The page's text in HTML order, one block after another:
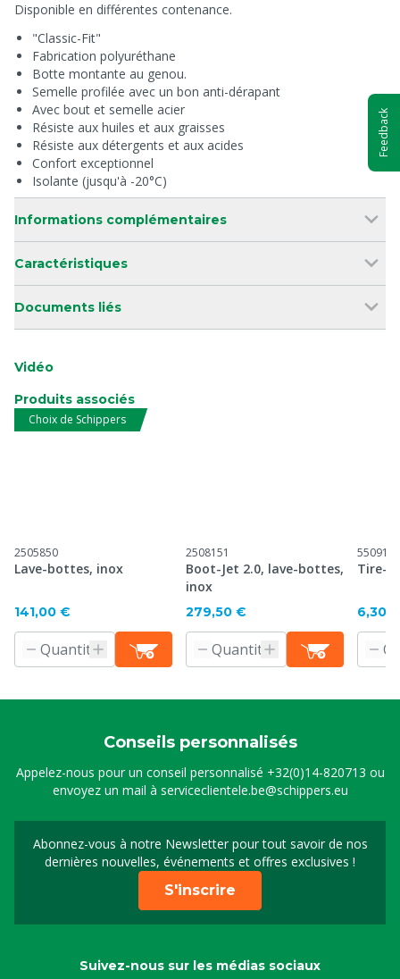
Disponible en différentes contenance.
"Classic-Fit"
Fabrication polyuréthane
Botte montante au genou.
Semelle profilée avec un bon anti-dérapant
Avec bout et semelle acier
Résiste aux huiles et aux graisses
Résiste aux détergents et aux acides
Confort exceptionnel
Isolante (jusqu'à -20°C)
Informations complémentaires
Caractéristiques
Documents liés
Vidéo
Produits associés
Choix de Schippers
2505850
Lave-bottes, inox
141,00 €
2508151
Boot-Jet 2.0, lave-bottes,
inox
279,50 €
5509145
Tire-
6,30 €
Conseils personnalisés
Appelez-nous pour un conseil personnalisé +32(0)14-820713 ou
envoyez un mail à serviceclientele.be@schippers.eu
Abonnez-vous à notre Newsletter pour tout savoir de nos
dernières nouvelles, événements et offres exclusives !
Inscrivez-vous à notre
S'inscrire
Suivez-nous sur les médias sociaux
Feedback